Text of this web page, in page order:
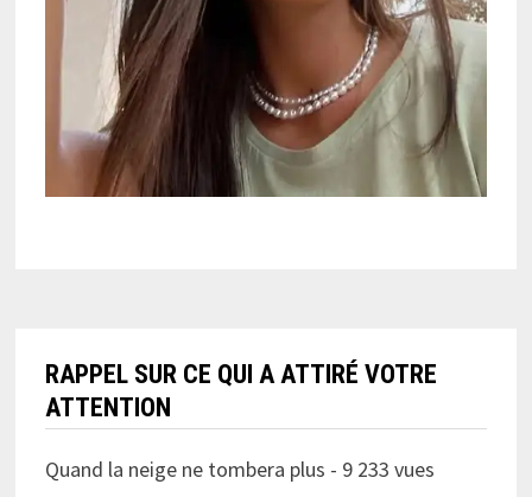
RAPPEL SUR CE QUI A ATTIRÉ VOTRE
ATTENTION
Quand la neige ne tombera plus - 9 233 vues